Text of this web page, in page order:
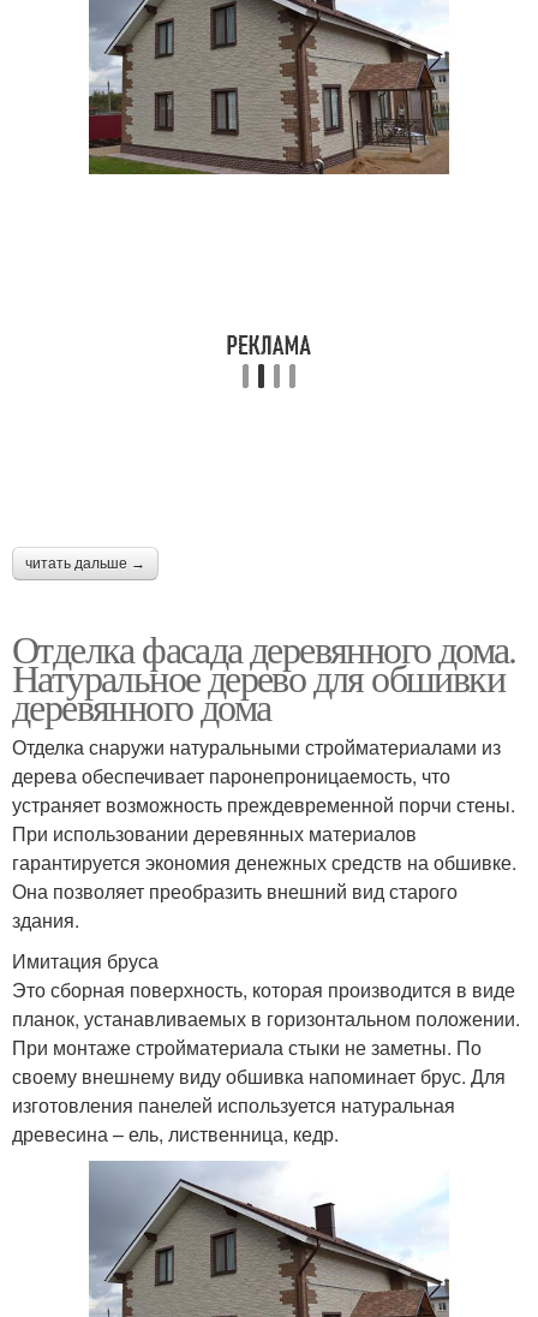
читать дальше →
Отделка фасада деревянного дома.
Натуральное дерево для обшивки
деревянного дома
Отделка снаружи натуральными стройматериалами из
дерева обеспечивает паронепроницаемость, что
устраняет возможность преждевременной порчи стены.
При использовании деревянных материалов
гарантируется экономия денежных средств на обшивке.
Она позволяет преобразить внешний вид старого
здания.
Имитация бруса
Это сборная поверхность, которая производится в виде
планок, устанавливаемых в горизонтальном положении.
При монтаже стройматериала стыки не заметны. По
своему внешнему виду обшивка напоминает брус. Для
изготовления панелей используется натуральная
древесина – ель, лиственница, кедр.